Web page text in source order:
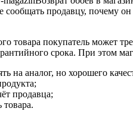
сообщать продавцу, почему
товара покупатель может
срока. При этом
на аналог, но хорошего
продавца;